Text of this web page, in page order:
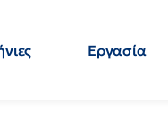
Εργασία